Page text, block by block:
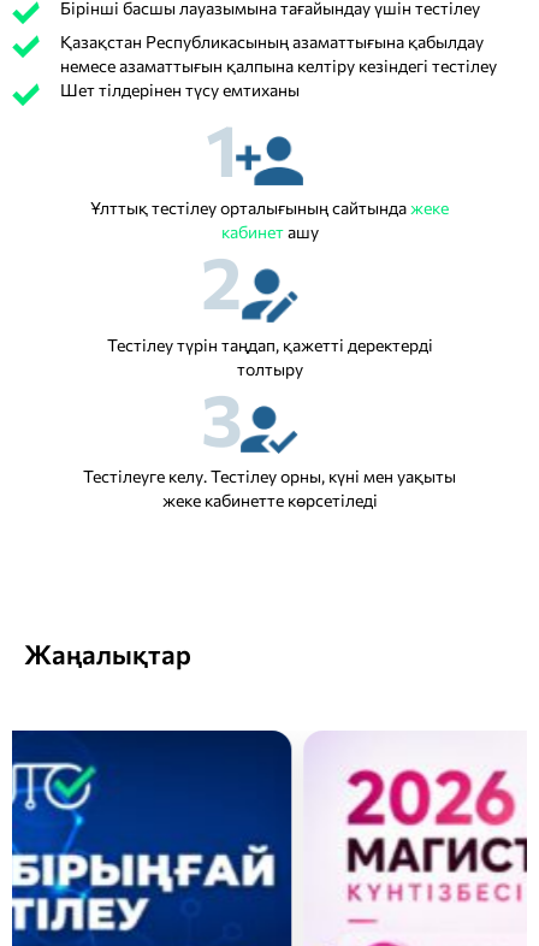
Бірінші басшы лауазымына тағайындау үшін тестілеу
Қазақстан Республикасының азаматтығына қабылдау
немесе азаматтығын қалпына келтіру кезіндегі тестілеу
Шет тілдерінен түсу емтиханы
1
Ұлттық тестілеу орталығының сайтындажеке
кабинеташу
2
Тестілеу түрін таңдап, қажетті деректерді
толтыру
3
Тестілеуге келу. Тестілеу орны, күні мен уақыты
жеке кабинетте көрсетіледі
Жаңалықтар